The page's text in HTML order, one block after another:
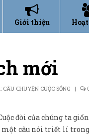
Giới thiệu
mới
CÂU CHUYỆN CUỘC SỐNG |
đời của chúng ta
câu nói triết lí